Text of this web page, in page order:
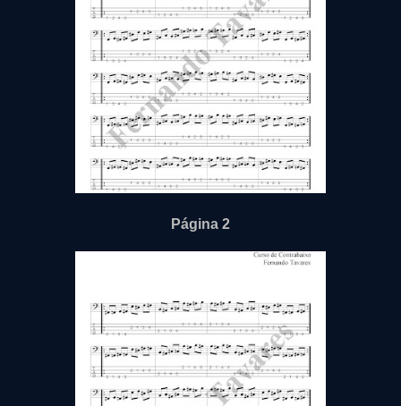
Página 2